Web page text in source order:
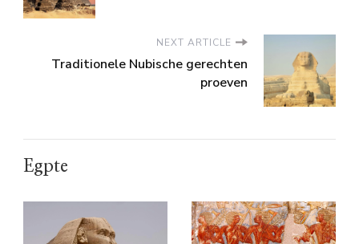
NEXT ARTICLE
Traditionele Nubische gerechten
proeven
Egpte